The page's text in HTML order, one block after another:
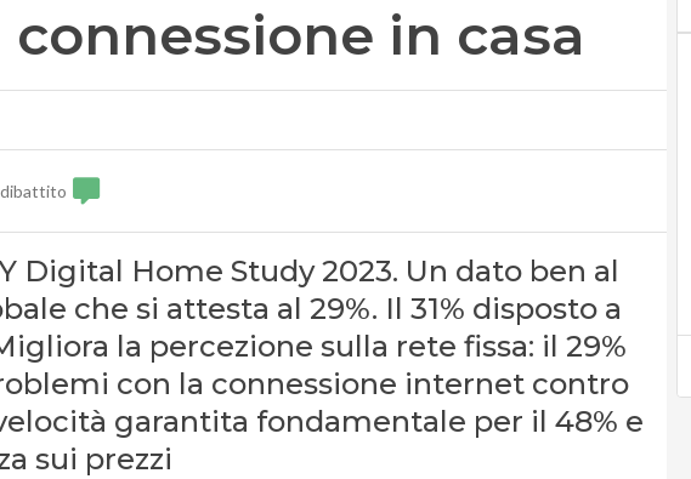
in casa
dibattito
Digital Home Study 2023. Un dato ben al
che si attesta al 29%. Il 31% disposto a
la percezione sulla rete fissa: il 29%
con la connessione internet contro
garantita fondamentale per il 48% e
sui prezzi